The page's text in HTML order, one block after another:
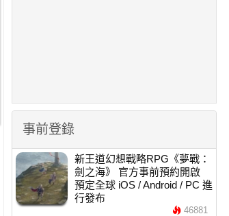
事前登錄
新王道幻想戰略RPG《夢戰：
劍之海》 官方事前預約開啟
預定全球 iOS / Android / PC 進
行發布
46881